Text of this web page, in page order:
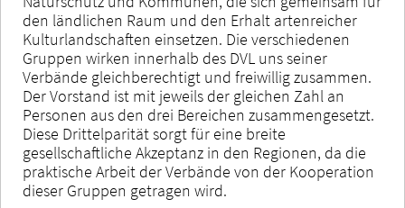
den ländlichen Raum und den Erhalt artenreicher
Kulturlandschaften einsetzen. Die verschiedenen
Gruppen wirken innerhalb des DVL uns seiner
Verbände gleichberechtigt und freiwillig zusammen.
Der Vorstand ist mit jeweils der gleichen Zahl an
Personen aus den drei Bereichen zusammengesetzt.
Diese Drittelparität sorgt für eine breite
gesellschaftliche Akzeptanz in den Regionen, da die
praktische Arbeit der Verbände von der Kooperation
dieser Gruppen getragen wird.